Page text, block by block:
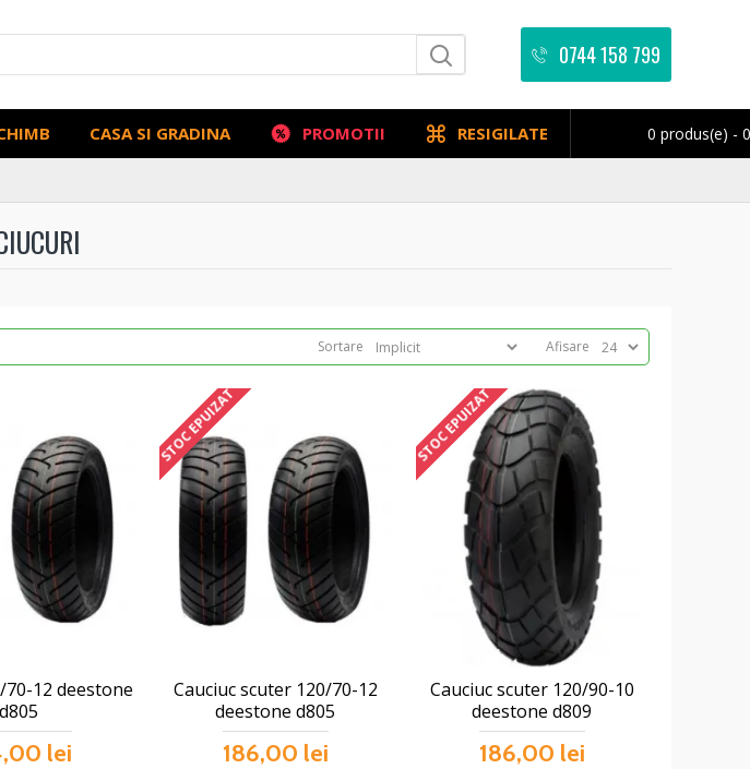
0744 158 799
CASA SI GRADINA PROMOTII RESIGILATE 0 produs(e) -
Sortare Afisare
70-12 deestone
d805
lei
STOC EPUIZAT
Cauciuc scuter 120/70-12
deestone d805
186,00 lei
STOC EPUIZAT
Cauciuc scuter 120/90-10
deestone d809
186,00 lei